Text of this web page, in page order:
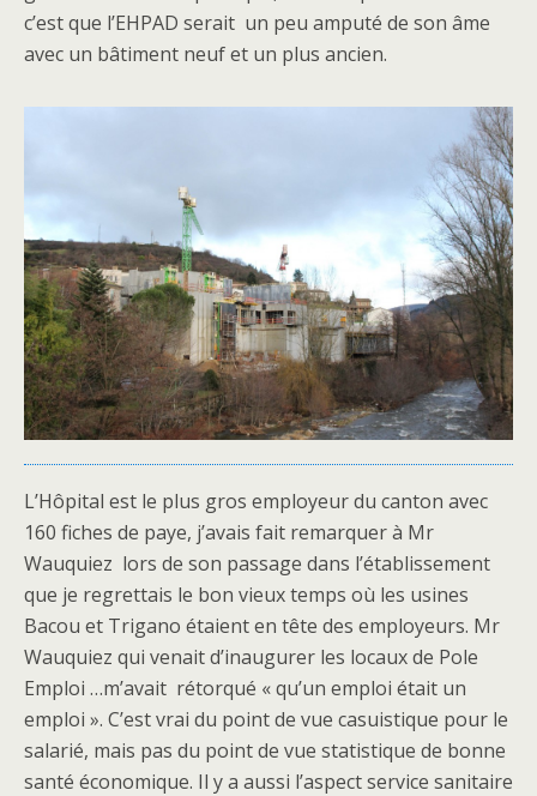
c’est que l’EHPAD serait un peu amputé de son âme
avec un bâtiment neuf et un plus ancien.
L’Hôpital est le plus gros employeur du canton avec
160 fiches de paye, j’avais fait remarquer à Mr
Wauquiez lors de son passage dans l’établissement
que je regrettais le bon vieux temps où les usines
Bacou et Trigano étaient en tête des employeurs. Mr
Wauquiez qui venait d’inaugurer les locaux de Pole
Emploi …m’avait rétorqué « qu’un emploi était un
emploi ». C’est vrai du point de vue casuistique pour le
salarié, mais pas du point de vue statistique de bonne
santé économique. Il y a aussi l’aspect service sanitaire